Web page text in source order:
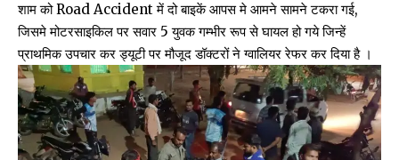
शाम को Road Accident में दो बाइकें आपस मे आमने सामने टकरा गई,
जिसमे मोटरसाइकिल पर सवार 5 युवक गम्भीर रूप से घायल हो गये जिन्हें
प्राथमिक उपचार कर ड्यूटी पर मौजूद डॉक्टरों ने ग्वालियर रेफर कर दिया है ।